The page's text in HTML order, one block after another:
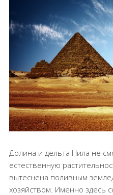
Долина и дельта Нила не
естественную
вытеснена поливным
хозяйством. Именно здесь